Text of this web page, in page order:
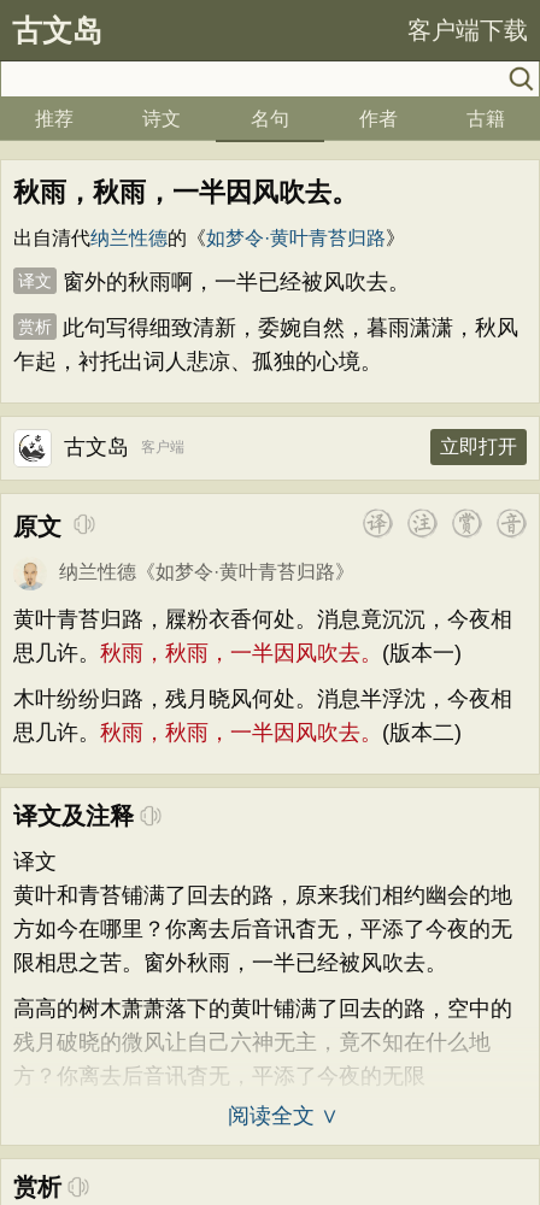
古文岛 客户端下载
推荐 诗文 名句 作者 古籍
秋雨，秋雨，一半因风吹去。
出自清代纳兰性德的《如梦令·黄叶青苔归路》
译文 窗外的秋雨啊，一半已经被风吹去。
赏析
此句写得细致清新，委婉自然，暮雨潇潇，秋风
乍起，衬托出词人悲凉、孤独的心境。
古文岛 客户端 立即打开
原文
纳兰性德 《如梦令·黄叶青苔归路》
黄叶青苔归路，屧粉衣香何处。消息竟沉沉，今夜相
思几许。 秋雨，秋雨，一半因风吹去。 (版本一)
木叶纷纷归路，残月晓风何处。消息半浮沈，今夜相
思几许。 秋雨，秋雨，一半因风吹去。 (版本二)
译文及注释
译文
黄叶和青苔铺满了回去的路，原来我们相约幽会的地
方如今在哪里？你离去后音讯杳无，平添了今夜的无
限相思之苦。窗外秋雨，一半已经被风吹去。
高高的树木萧萧落下的黄叶铺满了回去的路，空中的
残月破晓的微风让自己六神无主，竟不知在什么地
方？你离去后音讯杳无，平添了今夜的无限
阅读全文 ∨
赏析